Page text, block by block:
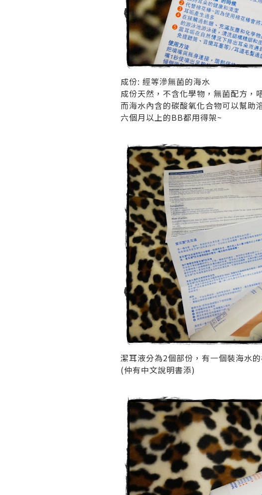
成份: 經等滲無菌的海水
成份天然，不含化學物，無菌配方，
而海水內含的碳酸氧化合物可以幫助
六個月以上的BB都用得架~
潔耳液分為2個部份，有一個裝海水
(仲有中文說明書添)